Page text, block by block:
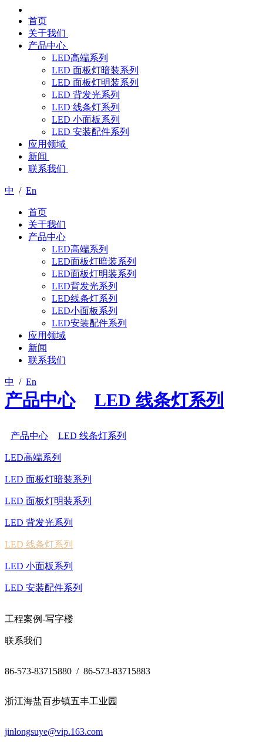
首页
关于我们
产品中心
LED高端系列
LED 面板灯暗装系列
LED 面板灯明装系列
LED 背发光系列
LED 线条灯系列
LED 小面板系列
LED 安装配件系列
应用领域
新闻
联系我们
中 / En
首页
关于我们
产品中心
LED高端系列
LED面板灯暗装系列
LED面板灯明装系列
LED背发光系列
LED线条灯系列
LED小面板系列
LED安装配件系列
应用领域
新闻
联系我们
中 / En
产品中心> LED 线条灯系列
产品中心 LED 线条灯系列
LED高端系列
LED 面板灯暗装系列
LED 面板灯明装系列
LED 背发光系列
LED 线条灯系列
LED 小面板系列
LED 安装配件系列
工程案例-写字楼
联系我们
86-573-83715880 / 86-573-83715883
浙江海盐百步镇五丰工业园
jinlongsuye@vip.163.com